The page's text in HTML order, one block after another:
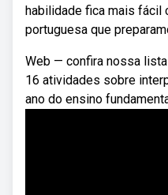
habilidade fica mais fácil
portuguesa que
Web — confira nossa
16 atividades sobre
ano do ensino